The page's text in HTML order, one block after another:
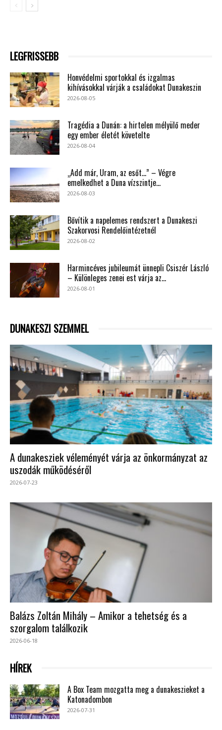
LEGFRISSEBB
Honvédelmi sportokkal és izgalmas
kihívásokkal várják a családokat Dunakeszin
2026-08-05
Tragédia a Dunán: a hirtelen mélyülő meder
egy ember életét követelte
2026-08-04
„Add már, Uram, az esőt…” – Végre
emelkedhet a Duna vízszintje...
2026-08-03
Bővítik a napelemes rendszert a Dunakeszi
Szakorvosi Rendelőintézetnél
2026-08-02
Harmincéves jubileumát ünnepli Csiszér László
– Különleges zenei est várja az...
2026-08-01
DUNAKESZI SZEMMEL
A dunakesziek véleményét várja az önkormányzat az
uszodák működéséről
2026-07-23
Balázs Zoltán Mihály – Amikor a tehetség és a
szorgalom találkozik
2026-06-18
HÍREK
A Box Team mozgatta meg a dunakeszieket a
Katonadombon
2026-07-31